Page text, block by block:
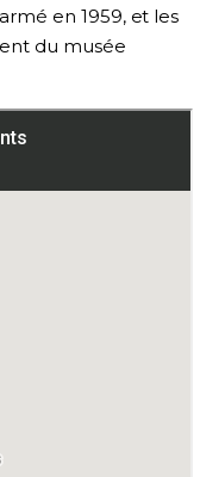
en 1959, et les
du musée